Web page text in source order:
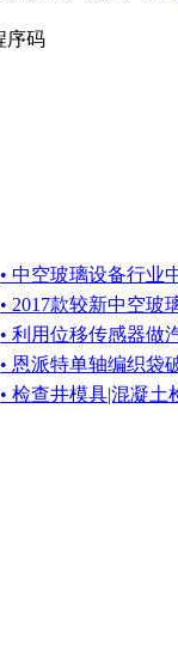
• 中空玻璃设备行业
• 2017款较新中空玻
• 利用位移传感器做
• 恩派特单轴编织袋
• 检查井模具|混凝